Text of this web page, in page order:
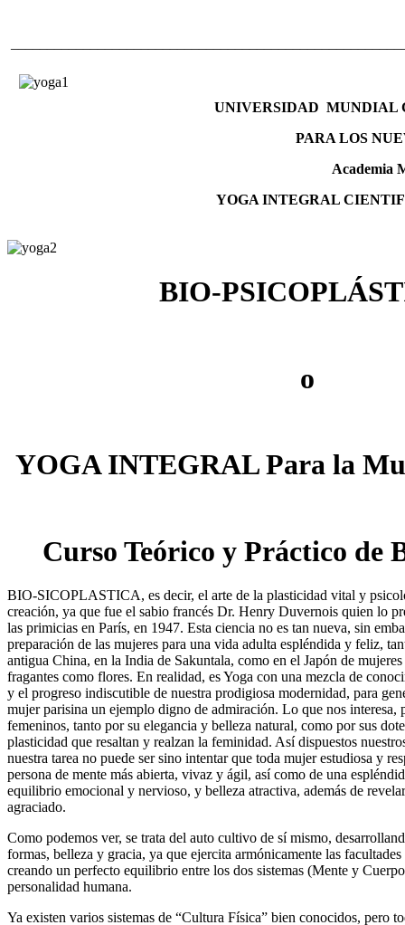
UNIVERSIDAD MUNDIAL
PARA LOS
Academia
YOGA INTEGRAL
BIO-
o
YOGA INTEGRAL Para la
Curso Teórico y Práctico de
BIO-SICOPLASTICA, es decir, el arte de la plasticidad vital y
creación, ya que fue el sabio francés Dr. Henry Duvernois quien lo
las primicias en París, en 1947. Esta ciencia no es tan nueva, sin
preparación de las mujeres para una vida adulta espléndida y feliz,
antigua China, en la India de Sakuntala, como en el Japón de
fragantes como flores. En realidad, es Yoga con una mezcla de
y el progreso indiscutible de nuestra prodigiosa modernidad, para
mujer parisina un ejemplo digno de admiración. Lo que nos interesa,
femeninos, tanto por su elegancia y belleza natural, como por sus
plasticidad que resaltan y realzan la feminidad. Así dispuestos
nuestra tarea no puede ser sino intentar que toda mujer estudiosa y
persona de mente más abierta, vivaz y ágil, así como de una
equilibrio emocional y nervioso, y belleza atractiva, además de
agraciado.
Como podemos ver, se trata del auto cultivo de sí mismo,
formas, belleza y gracia, ya que ejercita armónicamente las
creando un perfecto equilibrio entre los dos sistemas (Mente y
personalidad humana.
Ya existen varios sistemas de “Cultura Física” bien conocidos, pero